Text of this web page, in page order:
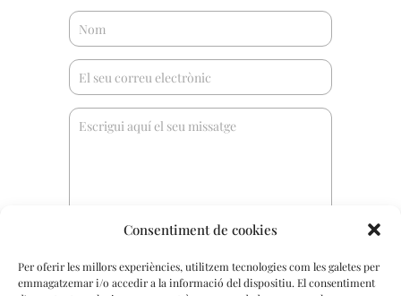
Consentiment de cookies
Per oferir les millors experiències, utilitzem tecnologies com les galetes per
emmagatzemar i/o accedir a la informació del dispositiu. El consentiment